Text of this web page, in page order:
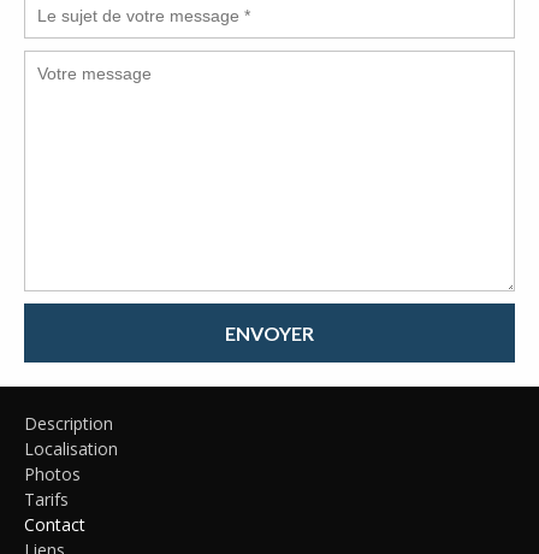
ENVOYER
Description
Localisation
Photos
Tarifs
Contact